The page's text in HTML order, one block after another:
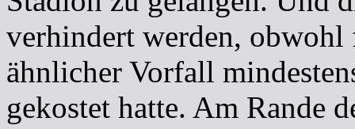
verhindert werden,
ähnlicher Vorfall
gekostet hatte. Am Rande